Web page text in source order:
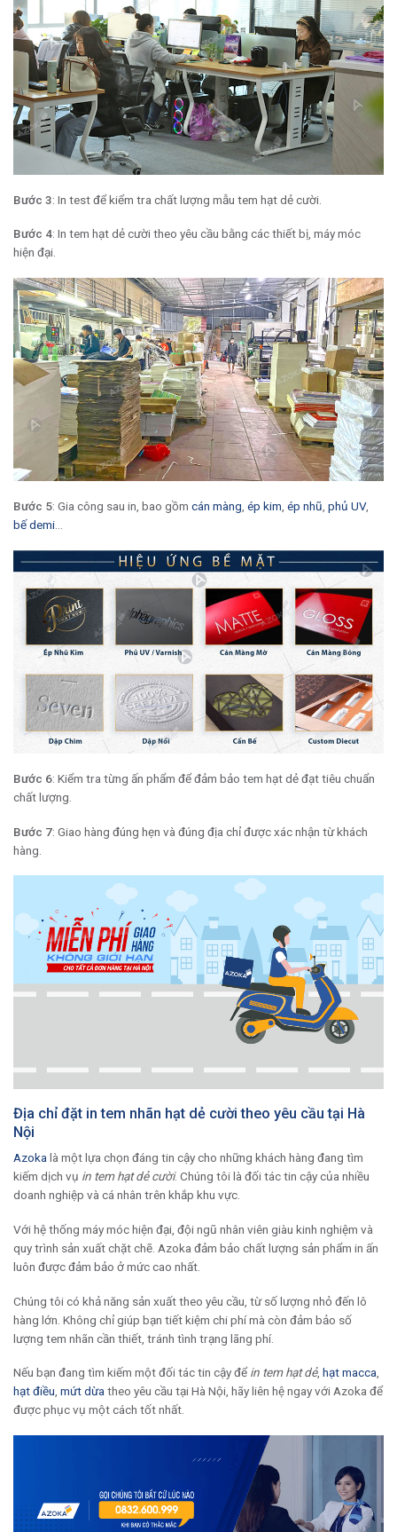
Bước 3: In test để kiểm tra chất lượng mẫu tem hạt dẻ cười.
Bước 4: In tem hạt dẻ cười theo yêu cầu bằng các thiết bị, máy móc
hiện đại.
Bước 5: Gia công sau in, bao gồm cán màng ép kim ép nhũ phủ UV,
bế demi
Bước 6: Kiểm tra từng ấn phẩm để đảm bảo tem hạt dẻ đạt tiêu chuẩn
chất lượng.
Bước 7: Giao hàng đúng hẹn và đúng địa chỉ được xác nhận từ khách
hàng.
Địa chỉ đặt in tem nhãn hạt dẻ cười theo yêu cầu tại Hà
Nội
Azokalà một lựa chọn đáng tin cậy cho những khách hàng đang tìm
kiếm dịch vụ in tem hạt dẻ cười. Chúng tôi là đối tác tin cậy của nhiều
doanh nghiệp và cá nhân trên khắp khu vực.
Với hệ thống máy móc hiện đại, đội ngũ nhân viên giàu kinh nghiệm và
quy trình sản xuất chặt chẽ. Azoka đảm bảo chất lượng sản phẩm in ấn
luôn được đảm bảo ở mức cao nhất.
Chúng tôi có khả năng sản xuất theo yêu cầu, từ số lượng nhỏ đến lô
hàng lớn. Không chỉ giúp bạn tiết kiệm chi phí mà còn đảm bảo số
lượng tem nhãn cần thiết, tránh tình trạng lãng phí.
Nếu bạn đang tìm kiếm một đối tác tin cậy đểin tem hạt dẻ, hạt macca,
hạt điều, mứt dừatheo yêu cầu tại Hà Nội, hãy liên hệ ngay với Azoka để
được phục vụ một cách tốt nhất.